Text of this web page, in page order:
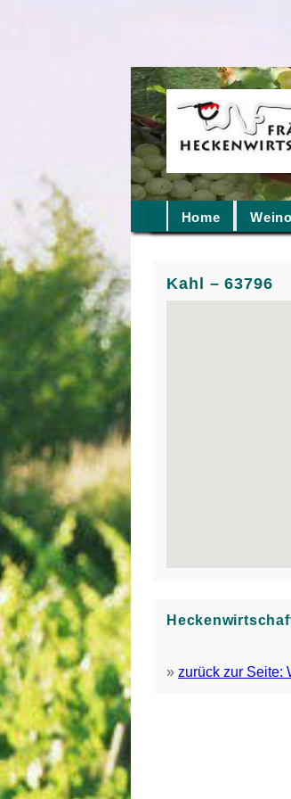
Home
Kahl – 63796
» zurück zur Seite: